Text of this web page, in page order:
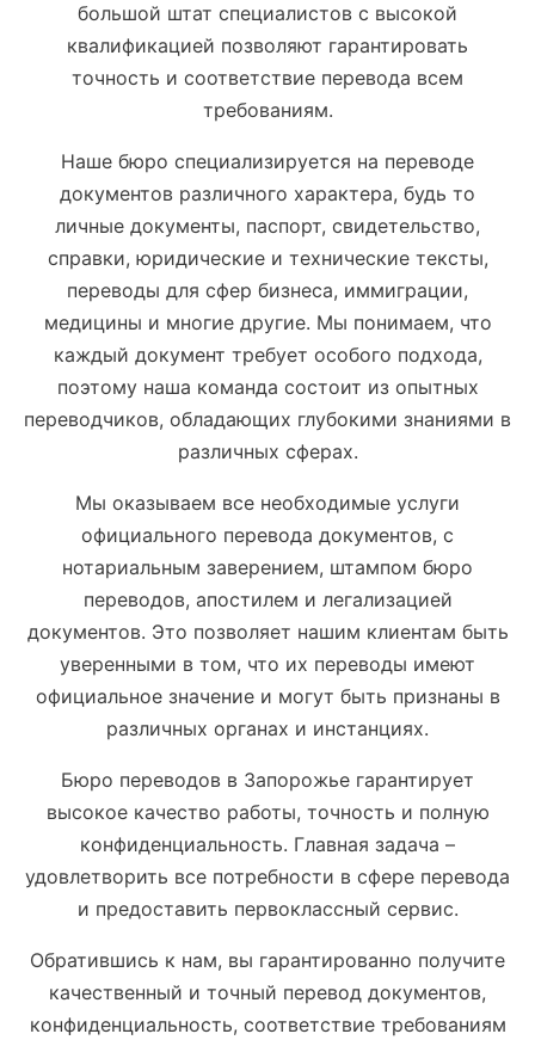
большой штат специалистов с высокой
квалификацией позволяют гарантировать
точность и соответствие перевода всем
требованиям.
Наше бюро специализируется на переводе
документов различного характера, будь то
личные документы, паспорт, свидетельство,
справки, юридические и технические тексты,
переводы для сфер бизнеса, иммиграции,
медицины и многие другие. Мы понимаем, что
каждый документ требует особого подхода,
поэтому наша команда состоит из опытных
переводчиков, обладающих глубокими знаниями в
различных сферах.
Мы оказываем все необходимые услуги
официального перевода документов, с
нотариальным заверением, штампом бюро
переводов, апостилем и легализацией
документов. Это позволяет нашим клиентам быть
уверенными в том, что их переводы имеют
официальное значение и могут быть признаны в
различных органах и инстанциях.
Бюро переводов в Запорожье гарантирует
высокое качество работы, точность и полную
конфиденциальность. Главная задача –
удовлетворить все потребности в сфере перевода
и предоставить первоклассный сервис.
Обратившись к нам, вы гарантированно получите
качественный и точный перевод документов,
конфиденциальность, соответствие требованиям